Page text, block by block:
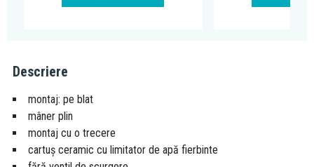
Descriere
montaj: pe blat
mâner plin
montaj cu o trecere
cartuş ceramic cu limitator de apă fierbinte